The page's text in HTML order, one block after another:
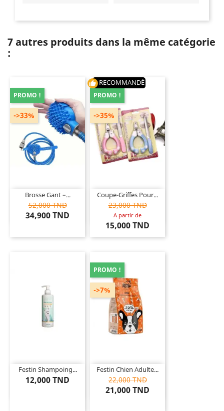
7 autres produits dans la même catégorie
:
Brosse Gant –...
52,000 TND
34,900 TND
->33%
PROMO !
thumb_up RECOMMANDÉ
Coupe-Griffes Pour...
23,000 TND
A partir de
15,000 TND
->35%
PROMO !
Festin Shampoing...
12,000 TND
Festin Chien Adulte...
22,000 TND
21,000 TND
->7%
PROMO !